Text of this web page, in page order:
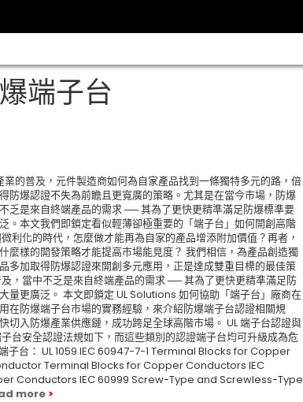
端子台
的普及，元件製造商如何為自家產品找到一條獨特多元的路，倍
防爆認證不失為前瞻且更寬廣的策略。尤其是在當今市場，防爆
乏是來自終端產品的需求 ── 其為了更快更精準滿足防爆標準要
。本文我們即鎖定看似輕薄卻極重要的「端子台」如何開創高階
利化的時代，怎麼做才能再為自家的產品增添附加價值？再者，
麼樣的開發策略才能提高市場能見度？ 我們相信，為產品創造獨
多加取得防爆認證來開創多元應用，正是達成雙重目標的最佳策
，當中不乏是來自終端產品的需求 ── 其為了更快更精準滿足防
量更廣泛。 本文即鎖定 UL Solutions 如何協助「端子台」廠商在
在防爆端子台市場的實務經驗，來介紹防爆端子台認證相關規
切入防爆產業供應鏈，成功跨足全球高階市場。 UL 端子台認證與
台安全認證法規如下，而這些類別的認證端子台均可升級成為危
台： UL 1059 IEC 60947-7-1 Terminal Blocks for Copper
Terminal Blocks for Copper Conductors IEC
Conductors IEC 60999 Screw-Type and Screwless-Type
more